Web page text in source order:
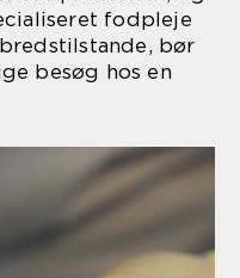
fodpleje
bør
besøg hos en